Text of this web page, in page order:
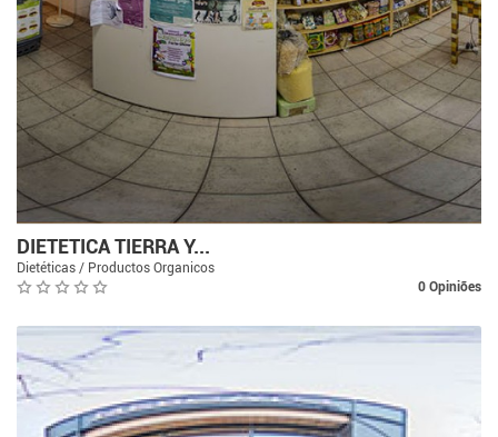
DIETETICA TIERRA Y...
Dietéticas / Productos Organicos
0 Opiniões